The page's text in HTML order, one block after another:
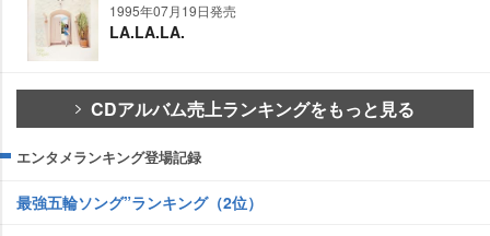
1995年07月19日発売
LA.LA.LA.
CDアルバム売上ランキングをもっと見る
エンタメランキング登場記録
最強五輪ソング”ランキング（2位）